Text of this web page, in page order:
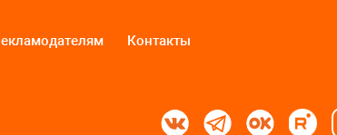
Контакты